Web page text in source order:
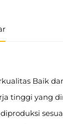
Baik
tinggi yang